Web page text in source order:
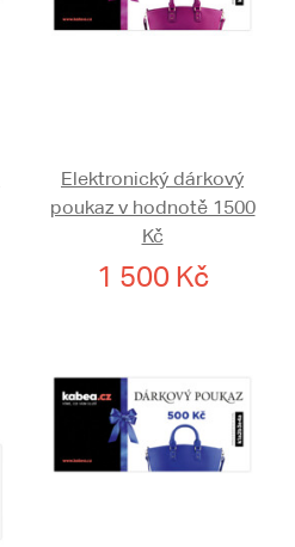
Elektronický dárkový
poukaz v hodnotě 1500
Kč
1 500 Kč